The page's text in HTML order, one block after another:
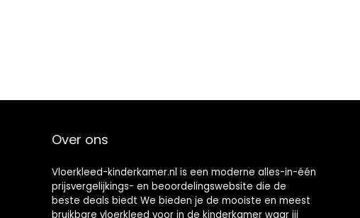
Over ons
Vloerkleed-kinderkamer.nl is een moderne alles-in-één
prijsvergelijkings- en beoordelingswebsite die de
beste deals biedt We bieden je de mooiste en meest
bruikbare vloerkleed voor in de kinderkamer waar jij